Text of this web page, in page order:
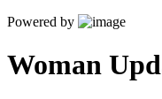
Powered by
Woman